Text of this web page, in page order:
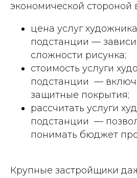
экономической стороной
цена услуг
подстанции —
сложности рисунка;
стоимость услуги
подстанции —
защитные покрытия;
рассчитать услуги
подстанции —
понимать бюджет
Крупные застройщики